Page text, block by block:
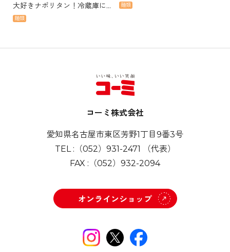
大好きナポリタン！冷蔵庫に
あるものを使ってササッと仕
麺類
焼そば麺を使って手軽に仕上
麺類
コーミ株式会社
愛知県名古屋市東区芳野1丁目9番3号
TEL : （052）931-2471 （代表）
FAX : （052）932-2094
オンラインショップ